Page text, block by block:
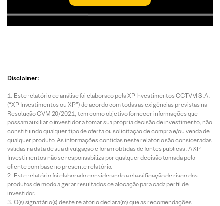
Disclaimer:
Este relatório de análise foi elaborado pela XP Investimentos CCTVM S.A.
(“XP Investimentos ou XP”) de acordo com todas as exigências previstas na
Resolução CVM 20/2021, tem como objetivo fornecer informações que
possam auxiliar o investidor a tomar sua própria decisão de investimento, não
constituindo qualquer tipo de oferta ou solicitação de compra e/ou venda de
qualquer produto. As informações contidas neste relatório são consideradas
válidas na data de sua divulgação e foram obtidas de fontes públicas. A XP
Investimentos não se responsabiliza por qualquer decisão tomada pelo
cliente com base no presente relatório.
Este relatório foi elaborado considerando a classificação de risco dos
produtos de modo a gerar resultados de alocação para cada perfil de
investidor.
O(s) signatário(s) deste relatório declara(m) que as recomendações